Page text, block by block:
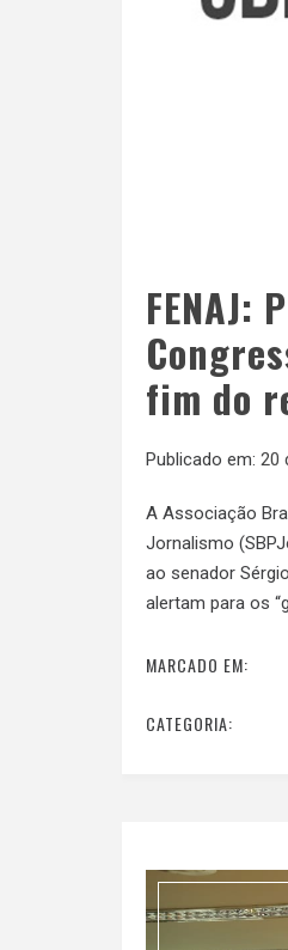
FENAJ:
fim do
Publicado em: 20
A Associação
Jornalismo
ao senador
alertam para os
MARCADO EM:
CATEGORIA: